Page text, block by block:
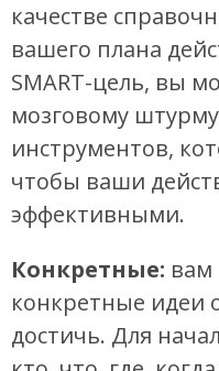
качестве
вашего плана
SMART-цель, вы
мозговому
инструментов,
чтобы ваши
эффективными.
Конкретные: вам
конкретные идеи
достичь. Для